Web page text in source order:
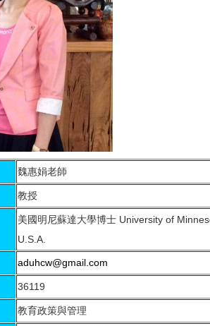
魏惠娟老師
教授
美國明尼蘇達大學博士 University of
U.S.A.
aduhcw@gmail.com
36119
教育政策與管理